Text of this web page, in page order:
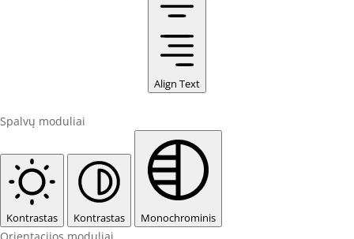
Align Text
Spalvų moduliai
Kontrastas Kontrastas Monochrominis